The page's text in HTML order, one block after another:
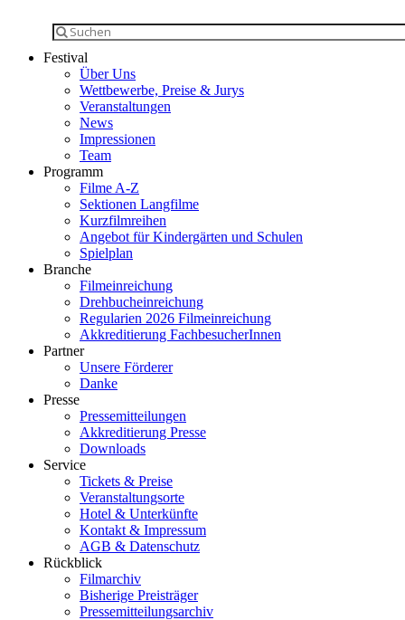
Festival
Über Uns
Wettbewerbe, Preise & Jurys
Veranstaltungen
News
Impressionen
Team
Programm
Filme A-Z
Sektionen Langfilme
Kurzfilmreihen
Angebot für Kindergärten und Schulen
Spielplan
Branche
Filmeinreichung
Drehbucheinreichung
Regularien 2026 Filmeinreichung
Akkreditierung FachbesucherInnen
Partner
Unsere Förderer
Danke
Presse
Pressemitteilungen
Akkreditierung Presse
Downloads
Service
Tickets & Preise
Veranstaltungsorte
Hotel & Unterkünfte
Kontakt & Impressum
AGB & Datenschutz
Rückblick
Filmarchiv
Bisherige Preisträger
Pressemitteilungsarchiv